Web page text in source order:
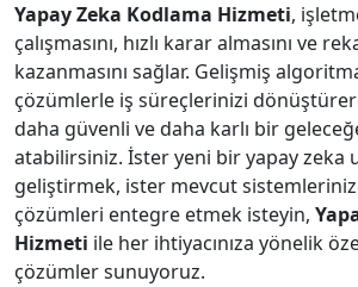
Yapay Zeka Kodlama Hizmeti,
çalışmasını, hızlı karar almasını ve
kazanmasını sağlar. Gelişmiş
çözümlerle iş süreçlerinizi
daha güvenli ve daha karlı bir
atabilirsiniz. İster yeni bir yapay zeka
geliştirmek, ister mevcut
çözümleri entegre etmek isteyin,
Hizmeti ile her ihtiyacınıza yönelik
çözümler sunuyoruz.